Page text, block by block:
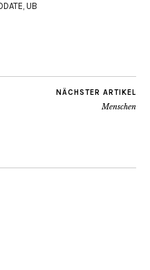
, UB
NÄCHSTER ARTIKEL
Menschen